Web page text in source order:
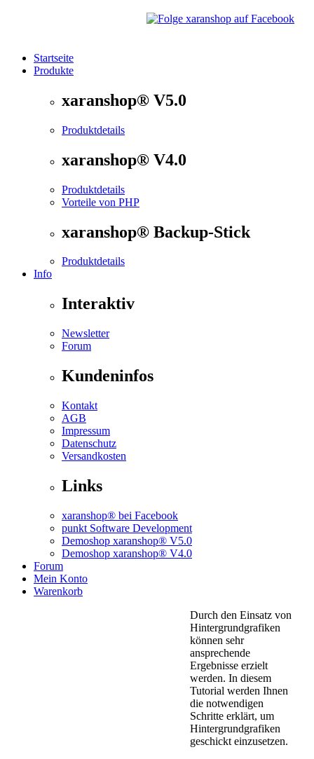
Startseite
Produkte
xaranshop® V5.0
Produktdetails
xaranshop® V4.0
Produktdetails
Vorteile von PHP
xaranshop® Backup-Stick
Produktdetails
Info
Interaktiv
Newsletter
Forum
Kundeninfos
Kontakt
AGB
Impressum
Datenschutz
Versandkosten
Links
xaranshop® bei Facebook
punkt Software Development
Demoshop xaranshop® V5.0
Demoshop xaranshop® V4.0
Forum
Mein Konto
Warenkorb
Durch den Einsatz von
Hintergrundgrafiken
können sehr
ansprechende
Ergebnisse erzielt
werden. In diesem
Tutorial werden Ihnen
die notwendigen
Schritte erklärt, um
Hintergrundgrafiken
geschickt einzusetzen.